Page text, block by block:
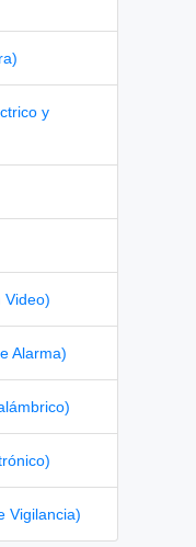
y
Video)
Alarma)
Vigilancia)